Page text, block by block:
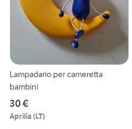
Lampadario per cameretta
bambini
30 €
Aprilia (LT)